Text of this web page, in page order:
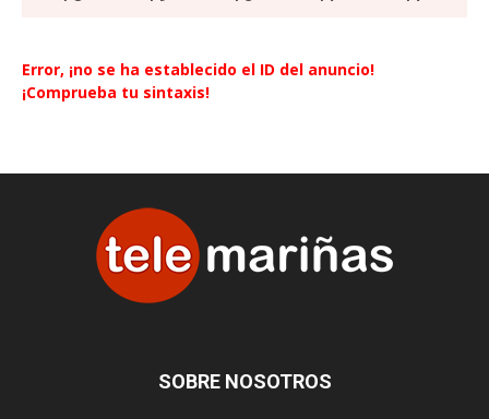
Error, ¡no se ha establecido el ID del anuncio!
¡Comprueba tu sintaxis!
SOBRE NOSOTROS